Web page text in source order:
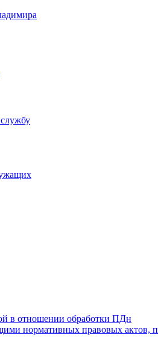
в отношении обработки ПДн
нормативных правовых актов,